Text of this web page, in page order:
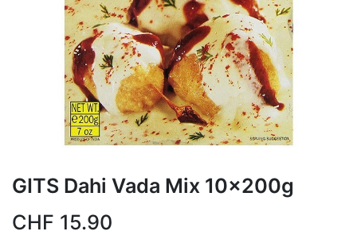
GITS Dahi Vada Mix 10x200g
CHF 15.90